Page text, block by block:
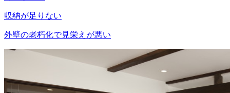
収納が足りない
外壁の老朽化で見栄えが悪い